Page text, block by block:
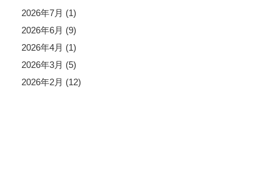
2026年7月 (1)
2026年6月 (9)
2026年4月 (1)
2026年3月 (5)
2026年2月 (12)